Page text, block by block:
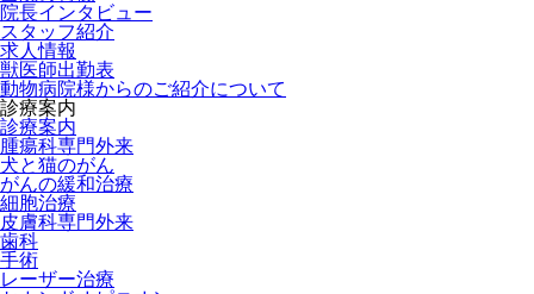
院長インタビュー
スタッフ紹介
求人情報
獣医師出勤表
動物病院様からのご紹介について
診療案内
診療案内
腫瘍科専門外来
犬と猫のがん
がんの緩和治療
細胞治療
皮膚科専門外来
歯科
手術
レーザー治療